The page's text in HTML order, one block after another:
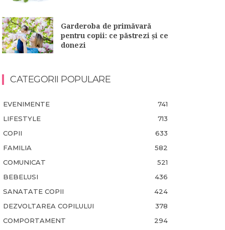
Garderoba de primăvară
pentru copii: ce păstrezi și ce
donezi
CATEGORII POPULARE
EVENIMENTE
741
LIFESTYLE
713
COPII
633
FAMILIA
582
COMUNICAT
521
BEBELUSI
436
SANATATE COPII
424
DEZVOLTAREA COPILULUI
378
COMPORTAMENT
294